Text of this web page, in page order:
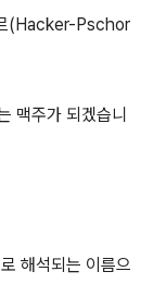
(Hacker-Pschor
맥주가 되겠습니
해석되는 이름으